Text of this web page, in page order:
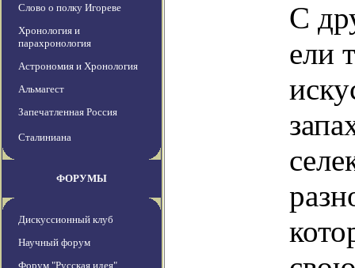
Слово о полку Игореве
Хронология и
парахронология
Астрономия и Хронология
Альмагест
Запечатленная Россия
Сталиниана
ФОРУМЫ
Дискуссионный клуб
Научный форум
Форум "Русская идея"
С
ели